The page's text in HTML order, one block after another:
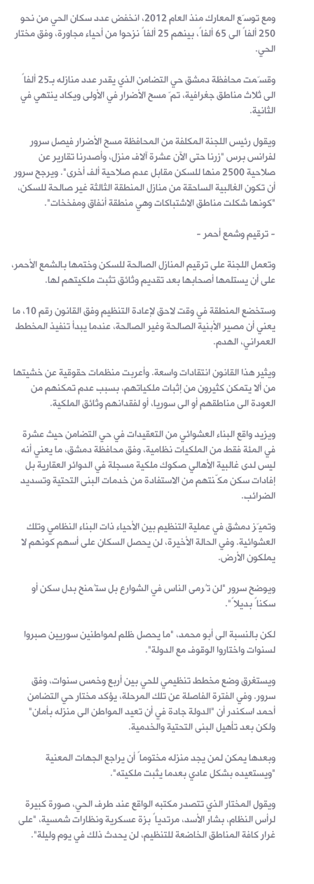
ومع توسّع المعارك منذ العام 2012، انخفض عدد سكان الحي من نحو
250 ألفاً الى 65 ألفاً، بينهم 25 ألفاً نزحوا من أحياء مجاورة، وفق مختار
الحي.
وقسّمت محافظة دمشق حي التضامن الذي يقدر عدد منازله بـ25 ألفاً
الى ثلاث مناطق جغرافية، تمّ مسح الأضرار في الأولى ويكاد ينتهي في
الثانية.
ويقول رئيس اللجنة المكلفة من المحافظة مسح الأضرار فيصل سرور
لفرانس برس "زرنا حتى الآن عشرة آلاف منزل، وأصدرنا تقارير عن
صلاحية 2500 منها للسكن مقابل عدم صلاحية ألف أخرى". ويرجح سرور
أن تكون الغالبية الساحقة من منازل المنطقة الثالثة غير صالحة للسكن،
"كونها شكلت مناطق الاشتباكات وهي منطقة أنفاق ومفخخات".
- ترقيم وشمع أحمر -
وتعمل اللجنة على ترقيم المنازل الصالحة للسكن وختمها بالشمع الأحمر،
على أن يستلمها أصحابها بعد تقديم وثائق تثبت ملكيتهم لها.
وستخضع المنطقة في وقت لاحق لإعادة التنظيم وفق القانون رقم 10، ما
يعني أن مصير الأبنية الصالحة وغير الصالحة، عندما يبدأ تنفيذ المخطط
العمراني، الهدم.
ويثير هذا القانون انتقادات واسعة. وأعربت منظمات حقوقية عن خشيتها
من ألا يتمكن كثيرون من إثبات ملكياتهم، بسبب عدم تمكنهم من
العودة الى مناطقهم أو الى سوريا، أو لفقدانهم وثائق الملكية.
ويزيد واقع البناء العشوائي من التعقيدات في حي التضامن حيث عشرة
في المئة فقط من الملكيات نظامية، وفق محافظة دمشق، ما يعني أنه
ليس لدى غالبية الأهالي صكوك ملكية مسجلة في الدوائر العقارية بل
إفادات سكن مكّنتهم من الاستفادة من خدمات البنى التحتية وتسديد
الضرائب.
وتميّز دمشق في عملية التنظيم بين الأحياء ذات البناء النظامي وتلك
العشوائية. وفي الحالة الأخيرة، لن يحصل السكان على أسهم كونهم لا
يملكون الأرض.
ويوضح سرور "لن تُرمى الناس في الشوارع بل ستُمنح بدل سكن أو
سكناً بديلاً".
لكن بالنسبة الى أبو محمد، "ما يحصل ظلم لمواطنين سوريين صبروا
لسنوات واختاروا الوقوف مع الدولة".
ويستغرق وضع مخطط تنظيمي للحي بين أربع وخمس سنوات، وفق
سرور. وفي الفترة الفاصلة عن تلك المرحلة، يؤكد مختار حي التضامن
أحمد اسكندر أن "الدولة جادة في أن تعيد المواطن الى منزله بأمان"
ولكن بعد تأهيل البنى التحتية والخدمية.
وبعدها يمكن لمن يجد منزله مختوماً أن يراجع الجهات المعنية
"ويستعيده بشكل عادي بعدما يثبت ملكيته".
ويقول المختار الذي تتصدر مكتبه الواقع عند طرف الحي، صورة كبيرة
لرأس النظام، بشار الأسد، مرتدياً بزة عسكرية ونظارات شمسية، "على
غرار كافة المناطق الخاضعة للتنظيم، لن يحدث ذلك في يوم وليلة".